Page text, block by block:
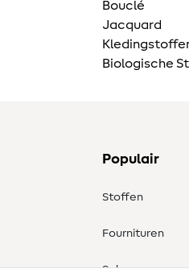
Bouclé
Jacquard
Biologische
Populair
Stoffen
Fournituren
Sale